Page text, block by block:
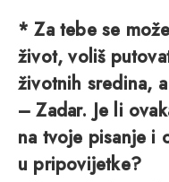
* Za tebe se
život, voliš
životnih sredina,
– Zadar. Je li
na tvoje pisanje i
u pripovijetke?